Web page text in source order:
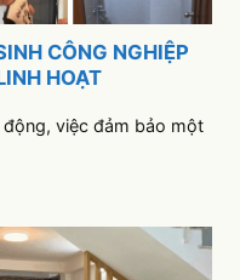
CÔNG NGHIỆP
HOẠT
việc đảm bảo một